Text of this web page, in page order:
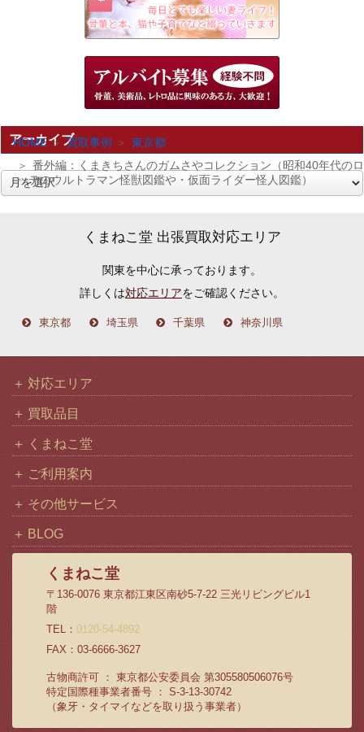
HOME 買取事例
東京都
番外編：くまきちさんのガムさやコレクション（昭和40年代のロ
ッテのウルトラマン怪獣図鑑や・仮面ライダー怪人図鑑）
アーカイブ
くまねこ堂 出張買取対応エリア
関東を中心に承っております。
詳しくは対応エリアをご確認ください。
東京都 埼玉県 千葉県 神奈川県
対応エリア
買取品目
くまねこ堂
ご利用案内
その他サービス
BLOG
くまねこ堂
〒136-0076 東京都江東区南砂5-7-22 三光リビングビル1
階
TEL： 0120-54-4892
FAX：03-6666-3627
古物商許可 ： 東京都公安委員会 第305580506076号
特定国際種事業者番号 ： S-3-13-30742
（象牙・タイマイなどを取り扱う事業者）